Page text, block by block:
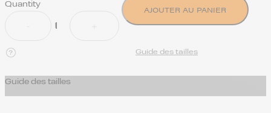
Quantity AJOUTER AU PANIER
Guide des tailles
Guide des tailles